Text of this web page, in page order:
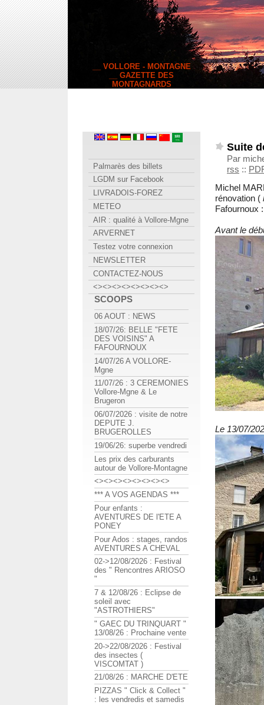
__ VOLLORE - MONTAGNE
__ GAZETTE DES
MONTAGNARDS
Suite
Par
rss ::
Michel
rénovation (
Fafournoux :
Avant le
Le 13/07/
Palmarès des billets
LGDM sur Facebook
LIVRADOIS-FOREZ
METEO
AIR : qualité à Vollore-Mgne
ARVERNET
Testez votre connexion
NEWSLETTER
CONTACTEZ-NOUS
<><><><><><><><>
SCOOPS
06 AOUT : NEWS
18/07/26: BELLE "FETE
DES VOISINS" A
FAFOURNOUX
14/07/26 A VOLLORE-
Mgne
11/07/26 : 3 CEREMONIES
Vollore-Mgne & Le
Brugeron
06/07/2026 : visite de notre
DEPUTE J.
BRUGEROLLES
19/06/26: superbe vendredi
Les prix des carburants
autour de Vollore-Montagne
<><><><><><><><>
*** A VOS AGENDAS ***
Pour enfants :
AVENTURES DE l'ETE A
PONEY
Pour Ados : stages, randos
AVENTURES A CHEVAL
02->12/08/2026 : Festival
des " Rencontres ARIOSO
"
7 & 12/08/26 : Eclipse de
soleil avec
"ASTROTHIERS"
" GAEC DU TRINQUART "
13/08/26 : Prochaine vente
20->22/08/2026 : Festival
des insectes (
VISCOMTAT )
21/08/26 : MARCHE D'ETE
PIZZAS " Click & Collect "
: les vendredis et samedis